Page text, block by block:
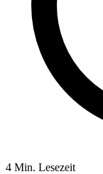
4 Min. Lesezeit